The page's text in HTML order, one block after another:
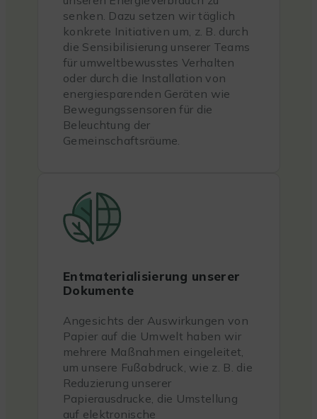
senken. Dazu setzen wir täglich
konkrete Initiativen um, z. B. durch
die Sensibilisierung unserer Teams
für umweltbewusstes Verhalten
oder durch die Installation von
energiesparenden Geräten wie
Bewegungssensoren für die
Beleuchtung der
Gemeinschaftsräume.
Entmaterialisierung unserer
Dokumente
Angesichts der Auswirkungen von
Papier auf die Umwelt haben wir
mehrere Maßnahmen eingeleitet,
um unsere Fußabdruck, wie z. B. die
Reduzierung unserer
Papierausdrucke, die Umstellung
auf elektronische